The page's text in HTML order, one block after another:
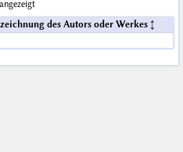
des Autors oder Werkes